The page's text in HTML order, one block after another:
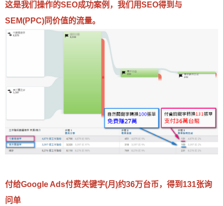
这是我们操作的SEO成功案例，我们用SEO得到与
SEM(PPC)同价值的流量。
付给Google Ads付费关键字(月)约36万台币，得到131张询
问单